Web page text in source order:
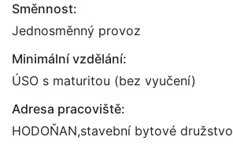
Směnnost:
Jednosměnný provoz
Minimální vzdělání:
ÚSO s maturitou (bez vyučení)
Adresa pracoviště:
HODOŇAN,stavební bytové družstvo